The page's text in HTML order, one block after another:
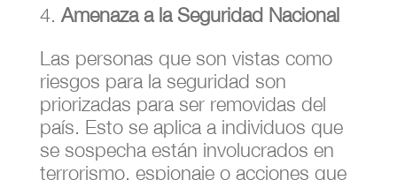
Amenaza a la Seguridad Nacional
Las personas que son vistas como
riesgos para la seguridad son
priorizadas para ser removidas del
país. Esto se aplica a individuos que
se sospecha están involucrados en
terrorismo, espionaje o acciones que